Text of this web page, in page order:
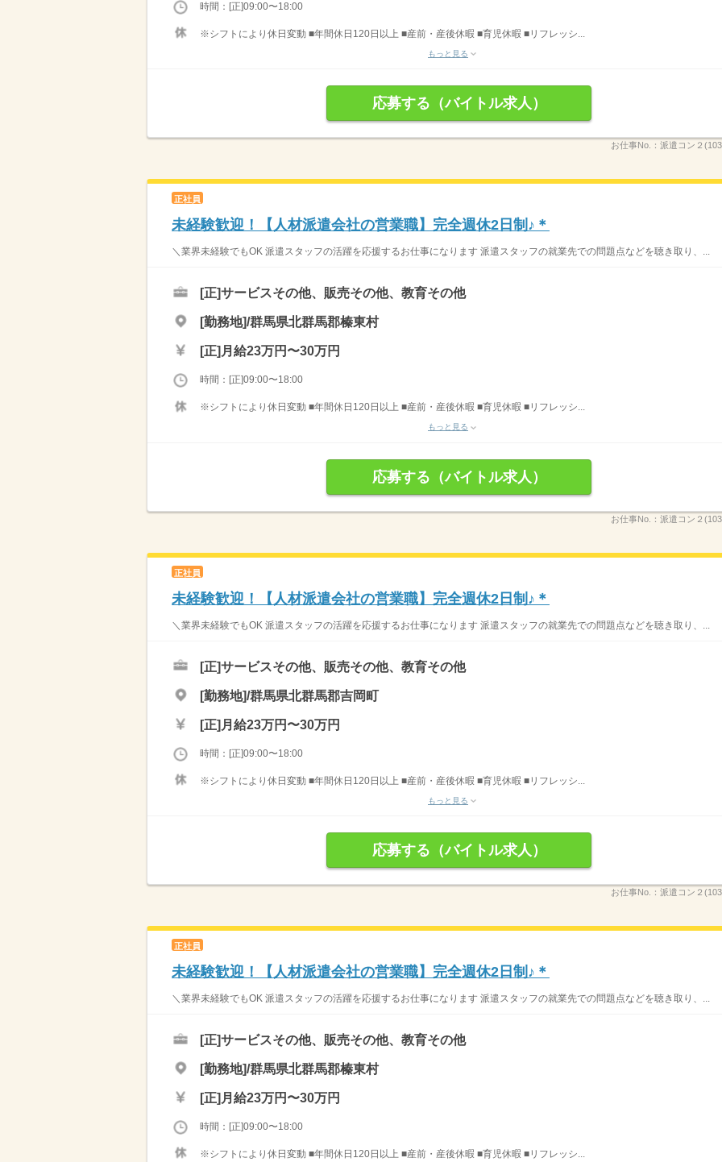
時間：[正]09:00〜18:00
※シフトにより休日変動 ■年間休日120日以上 ■産前・産後休暇 ■育児休暇 ■リフレッシ...
もっと見る
応募する（バイトル求人）
お仕事No.： 派遣コン２
正社員
未経験歓迎！【人材派遣会社の営業職】完全週休2日制♪＊
＼業界未経験でもOK 派遣スタッフの活躍を応援するお仕事になります 派遣スタッフの就業先での問題点などを聴き取り、...
[正]サービスその他、販売その他、教育その他
[勤務地]/群馬県北群馬郡榛東村
[正] 月給23万円〜30万円
時間：[正]09:00〜18:00
※シフトにより休日変動 ■年間休日120日以上 ■産前・産後休暇 ■育児休暇 ■リフレッシ...
もっと見る
応募する（バイトル求人）
お仕事No.： 派遣コン２
正社員
未経験歓迎！【人材派遣会社の営業職】完全週休2日制♪＊
＼業界未経験でもOK 派遣スタッフの活躍を応援するお仕事になります 派遣スタッフの就業先での問題点などを聴き取り、...
[正]サービスその他、販売その他、教育その他
[勤務地]/群馬県北群馬郡吉岡町
[正] 月給23万円〜30万円
時間：[正]09:00〜18:00
※シフトにより休日変動 ■年間休日120日以上 ■産前・産後休暇 ■育児休暇 ■リフレッシ...
もっと見る
応募する（バイトル求人）
お仕事No.： 派遣コン２
正社員
未経験歓迎！【人材派遣会社の営業職】完全週休2日制♪＊
＼業界未経験でもOK 派遣スタッフの活躍を応援するお仕事になります 派遣スタッフの就業先での問題点などを聴き取り、...
[正]サービスその他、販売その他、教育その他
[勤務地]/群馬県北群馬郡榛東村
[正] 月給23万円〜30万円
時間：[正]09:00〜18:00
※シフトにより休日変動 ■年間休日120日以上 ■産前・産後休暇 ■育児休暇 ■リフレッシ...